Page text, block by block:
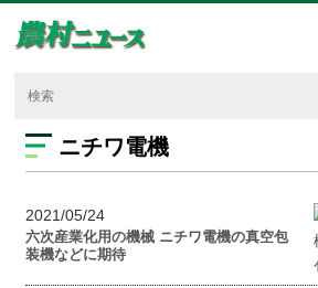
ニチワ電機
2021/05/24
六次産業化用の機械 ニチワ電機の真空包
装機などに期待